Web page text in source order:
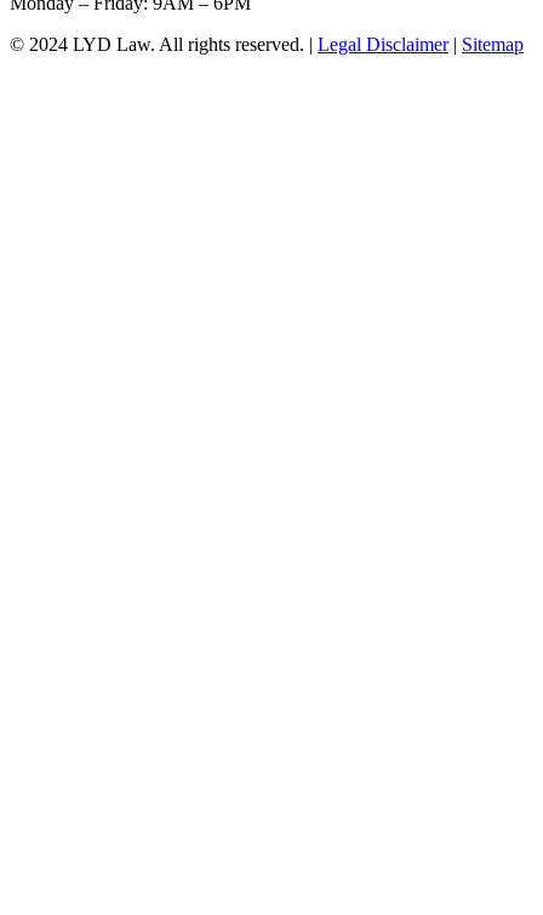
© 2024 LYD Law. All rights reserved. | Legal Disclaimer | Sitemap